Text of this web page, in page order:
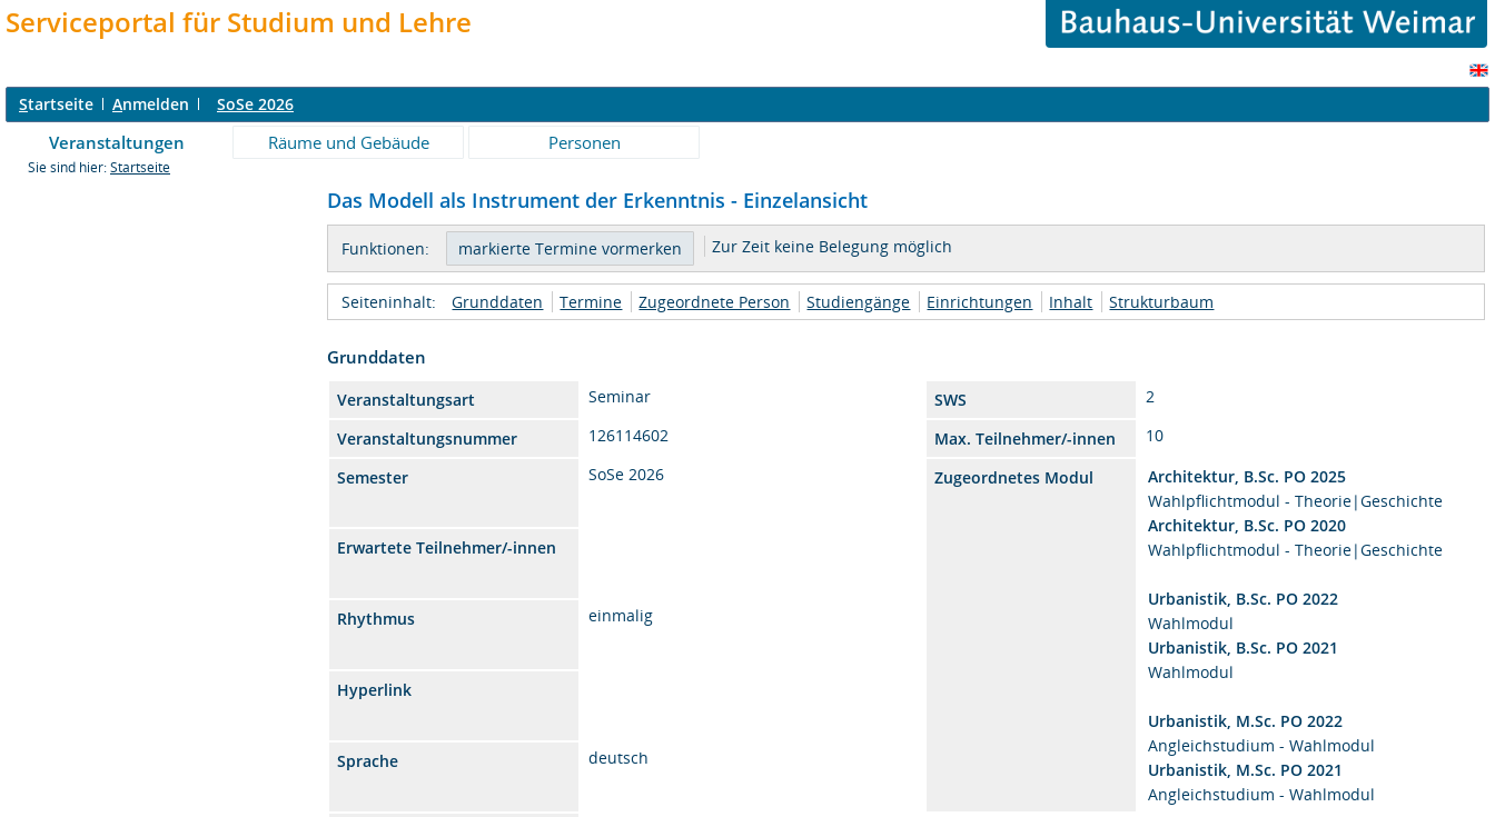
Serviceportal für Studium und Lehre
Startseite Anmelden SoSe 2026
Veranstaltungen Räume und Gebäude Personen
Sie sind hier: Startseite
Das Modell als Instrument der Erkenntnis - Einzelansicht
Funktionen: Zur Zeit keine Belegung möglich
Seiteninhalt: Grunddaten Termine Zugeordnete Person Studiengänge Einrichtungen Inhalt Strukturbaum
Grunddaten
Veranstaltungsart Seminar SWS
2
Veranstaltungsnummer
126114602 Max. Teilnehmer/-innen
10
Semester
SoSe 2026 Zugeordnetes Modul
Architektur, B.Sc. PO 2025
Wahlpflichtmodul - Theorie|Geschichte
Architektur, B.Sc. PO 2020
Wahlpflichtmodul - Theorie|Geschichte
Urbanistik, B.Sc. PO 2022
Wahlmodul
Urbanistik, B.Sc. PO 2021
Wahlmodul
Urbanistik, M.Sc. PO 2022
Angleichstudium - Wahlmodul
Urbanistik, M.Sc. PO 2021
Angleichstudium - Wahlmodul
Erwartete Teilnehmer/-innen
Rhythmus einmalig
Hyperlink
Sprache deutsch